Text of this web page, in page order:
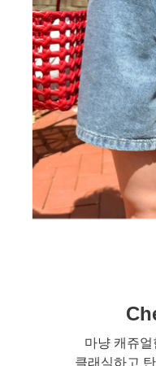
마냥 캐쥬
클래식하고